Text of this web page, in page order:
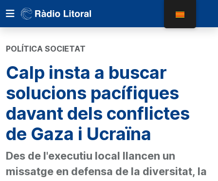
POLÍTICA SOCIETAT
Calp insta a buscar
solucions pacífiques
davant dels conflictes
de Gaza i Ucraïna
Des de l'executiu local llancen un
missatge en defensa de la diversitat, la